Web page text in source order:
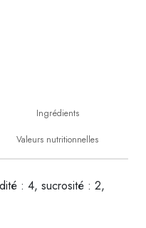
Ingrédients
Valeurs nutritionnelles
: 4, sucrosité : 2,